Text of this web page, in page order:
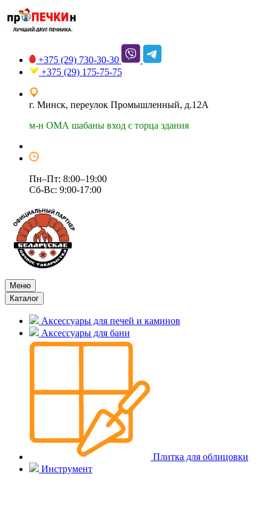
+375 (29) 730-30-30
+375 (29) 175-75-75
г. Минск, переулок Промышленный, д.12А
м-н ОМА шабаны вход с торца здания
Пн–Пт: 8:00–19:00
Сб-Вс: 9:00-17:00
Меню
Каталог
Аксессуары для печей и каминов
Аксессуары для бани
Плитка для облицовки
Инструмент